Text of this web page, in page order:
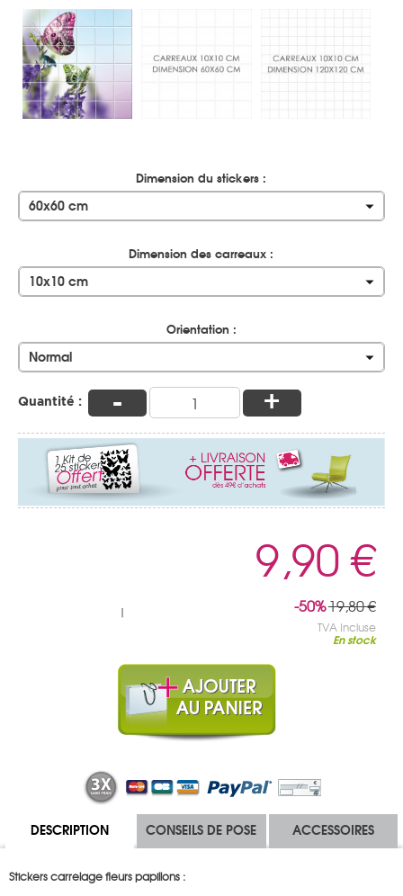
Dimension du stickers :
60x60 cm
Dimension des carreaux :
10x10 cm
Orientation :
Normal
Quantité : - +
9,90 €
-50%19,80 €
TVA Incluse
En stock
|
DESCRIPTION CONSEILS DE POSE ACCESSOIRES
Stickers carrelage fleurs papillons :